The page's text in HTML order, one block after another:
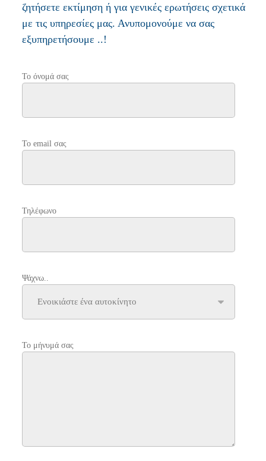
ζητήσετε εκτίμηση ή για γενικές ερωτήσεις σχετικά
με τις υπηρεσίες μας. Ανυπομονούμε να σας
εξυπηρετήσουμε ..!
Το όνομά σας
Το email σας
Τηλέφωνο
Ψάχνω..
Το μήνυμά σας